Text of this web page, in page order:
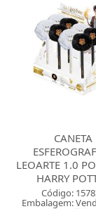
CANETA
LEOARTE 1.0
HARRY
Código:
Embalagem: